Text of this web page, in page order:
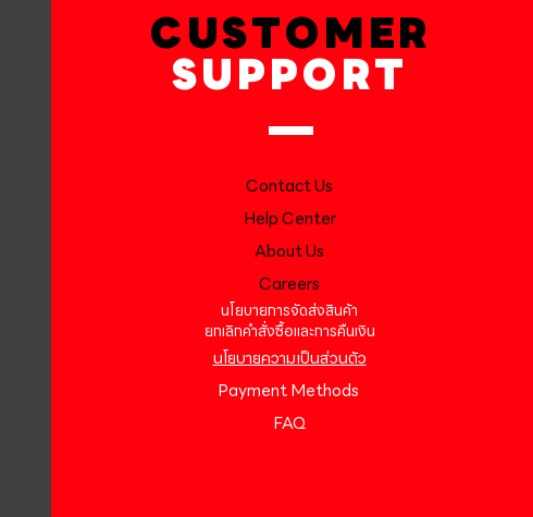
CUSTOMER
SUPPORT
Contact Us
Help Center
About Us
Careers
นโยบายการจัดส่งสินค้า
ยกเลิกคำสั่งซื้อและการคืนเงิน
นโยบายความเป็นส่วนตัว
Payment Methods
FAQ